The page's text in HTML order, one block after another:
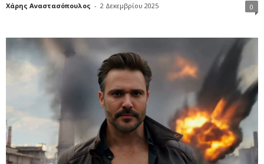
Χάρης Αναστασόπουλος - 2 Δεκεμβρίου 2025 0